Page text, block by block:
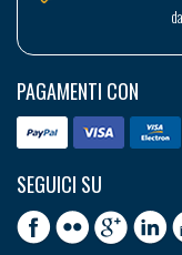
PAGAMENTI CON
SEGUICI SU